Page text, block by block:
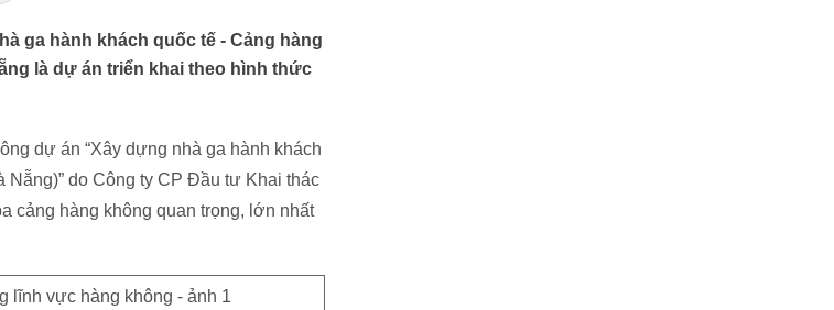
ga hành khách quốc tế - Cảng hàng
là dự án triển khai theo hình thức
dự án “Xây dựng nhà ga hành khách
do Công ty CP Đầu tư Khai thác
cảng hàng không quan trọng, lớn nhất